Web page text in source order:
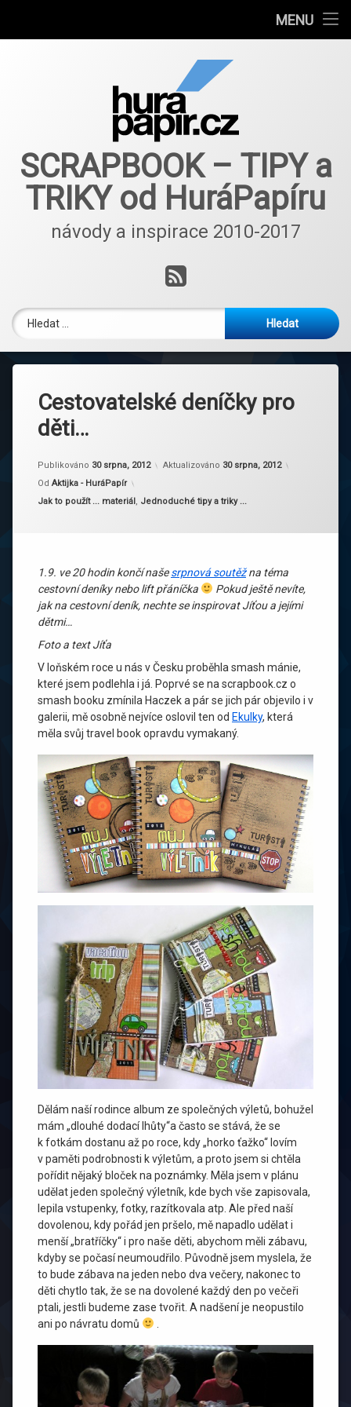
MENU
Nové nápady a inspirace ScrapBlog od 2018
SCRAPBOOK – TIPY a
TRIKY od HuráPapíru
návody a inspirace 2010-2017
RSS
Vyhledávání
Cestovatelské deníčky pro
děti…
Publikováno 30 srpna, 2012 Aktualizováno 30 srpna, 2012
Od Aktijka - HuráPapír
Kategorie:
Jak to použít ... materiál, Jednoduché tipy a triky ...
1.9. ve 20 hodin končí našesrpnová soutěžna téma
cestovní deníky nebo lift přáníčka
Pokud ještě nevíte,
jak na cestovní deník, nechte se inspirovat Jíťou a jejími
dětmi…
Foto a text Jíťa
V loňském roce u nás v Česku proběhla smash mánie,
které jsem podlehla i já. Poprvé se na scrapbook.cz o
smash booku zmínila Haczek a pár se jich pár objevilo i v
galerii, mě osobně nejvíce oslovil ten od Ekulky, která
měla svůj travel book opravdu vymakaný.
Dělám naší rodince album ze společných výletů, bohužel
mám „dlouhé dodací lhůty“a často se stává, že se
k fotkám dostanu až po roce, kdy „horko ťažko“ lovím
v paměti podrobnosti k výletům, a proto jsem si chtěla
pořídit nějaký bloček na poznámky. Měla jsem v plánu
udělat jeden společný výletník, kde bych vše zapisovala,
lepila vstupenky, fotky, razítkovala atp. Ale před naší
dovolenou, kdy pořád jen pršelo, mě napadlo udělat i
menší „bratříčky“ i pro naše děti, abychom měli zábavu,
kdyby se počasí neumoudřilo. Původně jsem myslela, že
to bude zábava na jeden nebo dva večery, nakonec to
děti chytlo tak, že se na dovolené každý den po večeři
ptali, jestli budeme zase tvořit. A nadšení je neopustilo
ani po návratu domů